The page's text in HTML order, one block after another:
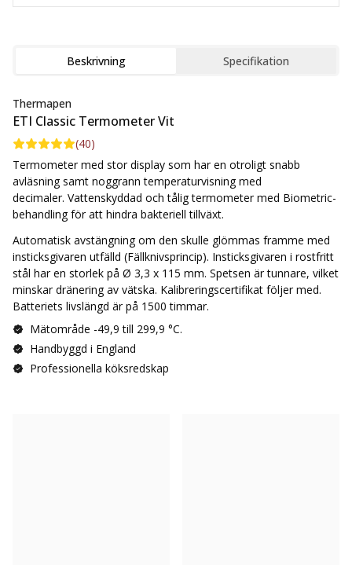
Beskrivning Specifikation
Thermapen
ETI Classic Termometer Vit
(40)
Termometer med stor display som har en otroligt snabb
avläsning samt noggrann temperaturvisning med
decimaler. Vattenskyddad och tålig termometer med Biometric-
behandling för att hindra bakteriell tillväxt.
Automatisk avstängning om den skulle glömmas framme med
insticksgivaren utfälld (Fällknivsprincip). Insticksgivaren i rostfritt
stål har en storlek på Ø 3,3 x 115 mm. Spetsen är tunnare, vilket
minskar dränering av vätska. Kalibreringscertifikat följer med.
Batteriets livslängd är på 1500 timmar.
Mätområde -49,9 till 299,9 °C.
Handbyggd i England
Professionella köksredskap